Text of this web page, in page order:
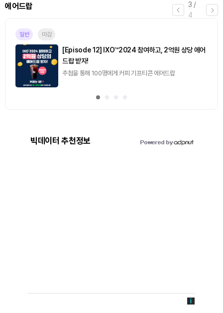
3 /
4
에어드랍
일반 마감
[Episode 12] IXO™2024 참여하고, 2억원 상당 에어
드랍 받자!
추첨을 통해 100명에게 커피 기프티콘 에어드랍
빅데이터 추천정보